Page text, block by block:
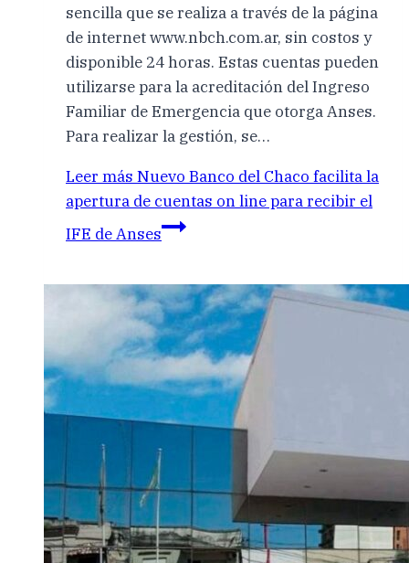
sencilla que se realiza a través de la página
de internet www.nbch.com.ar, sin costos y
disponible 24 horas. Estas cuentas pueden
utilizarse para la acreditación del Ingreso
Familiar de Emergencia que otorga Anses.
Para realizar la gestión, se…
Leer más Nuevo Banco del Chaco facilita la
apertura de cuentas on line para recibir el
IFE de Anses